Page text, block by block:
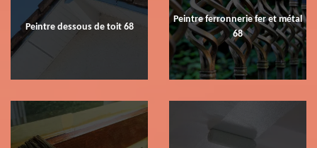
Peintre dessous de toit 68
Peintre ferronnerie fer et métal
68